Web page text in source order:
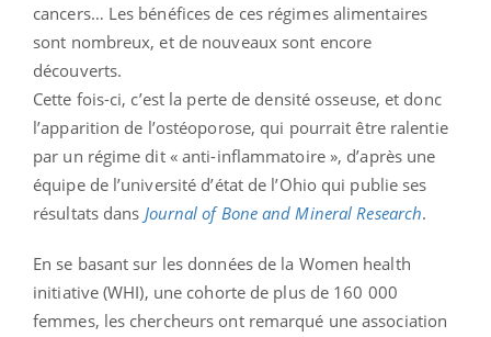
cancers… Les bénéfices de ces régimes alimentaires
sont nombreux, et de nouveaux sont encore
découverts.
Cette fois-ci, c’est la perte de densité osseuse, et donc
l’apparition de l’ostéoporose, qui pourrait être ralentie
par un régime dit « anti-inflammatoire », d’après une
équipe de l’université d’état de l’Ohio qui publie ses
résultats dans Journal of Bone and Mineral Research.
En se basant sur les données de la Women health
initiative (WHI), une cohorte de plus de 160 000
femmes, les chercheurs ont remarqué une association